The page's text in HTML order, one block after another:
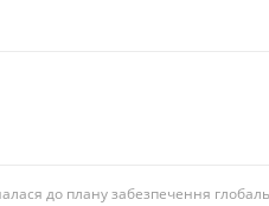
до плану забезпечення